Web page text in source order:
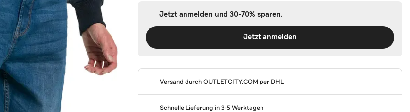
Jetzt anmelden und 30-70% sparen.
Jetzt anmelden
Versand durchOUTLETCITY.COM per DHL
Schnelle Lieferung in 3-5 Werktagen